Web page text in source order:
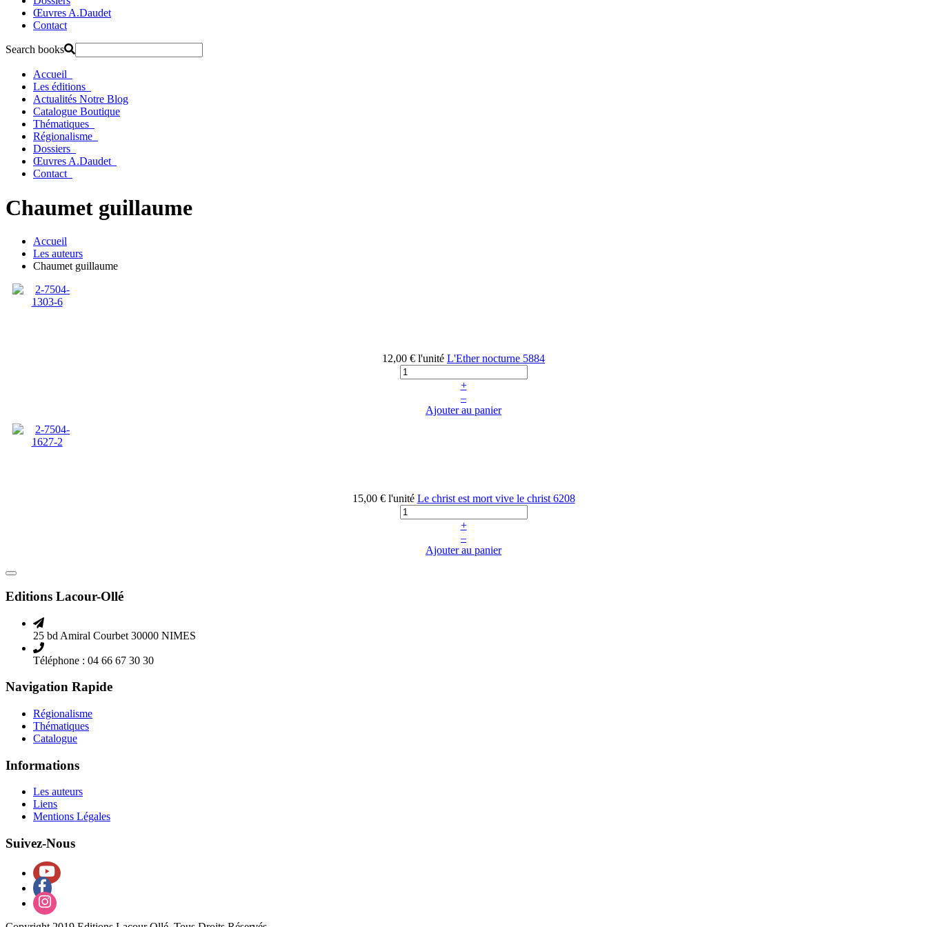
Œuvres A.Daudet
Contact
Search books
Accueil
Les éditions
Actualités Notre Blog
Catalogue Boutique
Thématiques
Régionalisme
Dossiers
Œuvres A.Daudet
Contact
Chaumet guillaume
Accueil
Les auteurs
Chaumet guillaume
12,00 € l'unité L'Ether nocturne 5884
+
–
Ajouter au panier
15,00 € l'unité Le christ est mort vive le christ 6208
+
–
Ajouter au panier
Editions Lacour-Ollé
25 bd Amiral Courbet 30000 NIMES
Téléphone : 04 66 67 30 30
Navigation Rapide
Régionalisme
Thématiques
Catalogue
Informations
Les auteurs
Liens
Mentions Légales
Suivez-Nous